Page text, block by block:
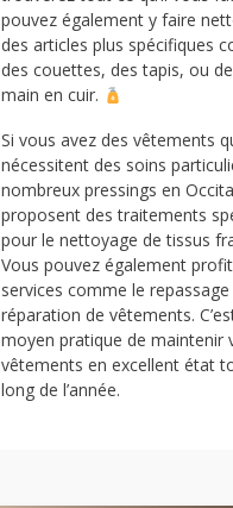
pouvez également y faire
des articles plus spécifiques
des couettes, des tapis, ou
main en cuir.
Si vous avez des vêtements
nécessitent des soins
nombreux pressings en
proposent des traitements
pour le nettoyage de tissus
Vous pouvez également
services comme le
réparation de vêtements.
moyen pratique de maintenir
vêtements en excellent état
long de l’année.